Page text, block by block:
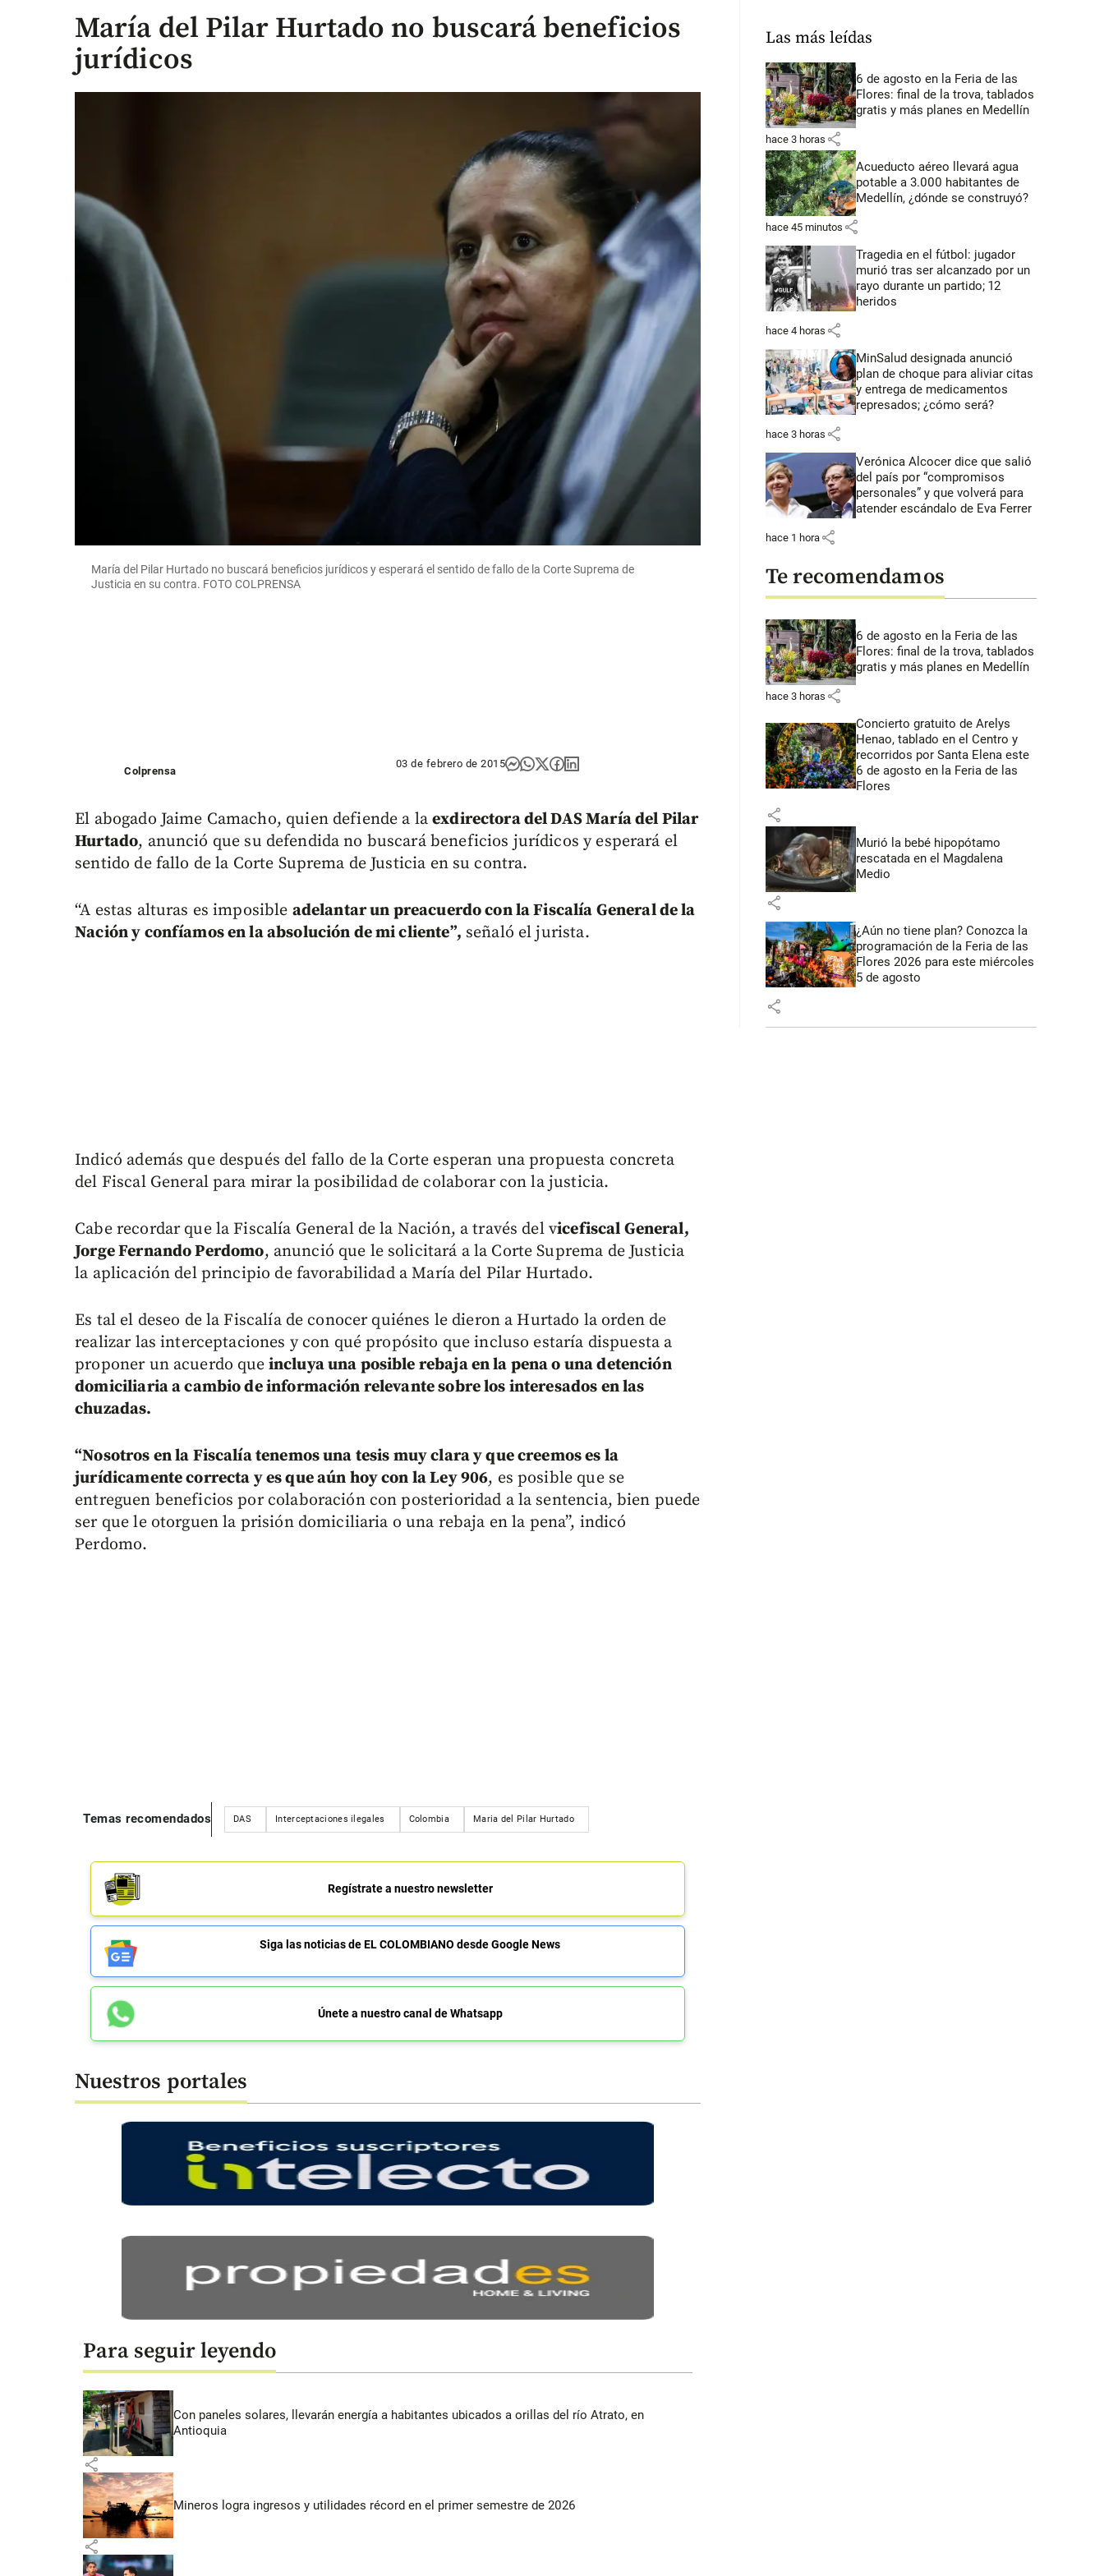
María del Pilar Hurtado no buscará beneficios
jurídicos
María del Pilar Hurtado no buscará beneficios jurídicos y esperará el sentido de fallo de la Corte Suprema de
Justicia en su contra. FOTO COLPRENSA
Colprensa
03 de febrero de 2015
El abogado Jaime Camacho, quien defiende a laexdirectora del DAS María del Pilar
Hurtado, anunció que su defendida no buscará beneficios jurídicos y esperará el
sentido de fallo de la Corte Suprema de Justicia en su contra.
“A estas alturas es imposible adelantar un preacuerdo con la Fiscalía General de la
Nación y confíamos en la absolución de mi cliente”, señaló el jurista.
Indicó además que después del fallo de la Corte esperan una propuesta concreta
del Fiscal General para mirar la posibilidad de colaborar con la justicia.
Cabe recordar que la Fiscalía General de la Nación, a través del vicefiscal General,
Jorge Fernando Perdomo, anunció que le solicitará a la Corte Suprema de Justicia
la aplicación del principio de favorabilidad a María del Pilar Hurtado.
Es tal el deseo de la Fiscalía de conocer quiénes le dieron a Hurtado la orden de
realizar las interceptaciones y con qué propósito que incluso estaría dispuesta a
proponer un acuerdo que incluya una posible rebaja en la pena o una detención
domiciliaria a cambio de información relevante sobre los interesados en las
chuzadas.
“Nosotros en la Fiscalía tenemos una tesis muy clara y que creemos es la
jurídicamente correcta y es que aún hoy con la Ley 906, es posible que se
entreguen beneficios por colaboración con posterioridad a la sentencia, bien puede
ser que le otorguen la prisión domiciliaria o una rebaja en la pena”, indicó
Perdomo.
Temas recomendados DAS Interceptaciones ilegales Colombia Maria del Pilar Hurtado
Regístrate a nuestro newsletter
Siga las noticias de EL COLOMBIANO desde Google News
Únete a nuestro canal de Whatsapp
Nuestros portales
Para seguir leyendo
Con paneles solares, llevarán energía a habitantes ubicados a orillas del río Atrato, en
Antioquia
share
Mineros logra ingresos y utilidades récord en el primer semestre de 2026
share
Las más leídas
6 de agosto en la Feria de las
Flores: final de la trova, tablados
gratis y más planes en Medellín
hace 3 horas share
Acueducto aéreo llevará agua
potable a 3.000 habitantes de
Medellín, ¿dónde se construyó?
hace 45 minutos share
Tragedia en el fútbol: jugador
murió tras ser alcanzado por un
rayo durante un partido; 12
heridos
hace 4 horas share
MinSalud designada anunció
plan de choque para aliviar citas
y entrega de medicamentos
represados; ¿cómo será?
hace 3 horas share
Verónica Alcocer dice que salió
del país por “compromisos
personales” y que volverá para
atender escándalo de Eva Ferrer
hace 1 hora share
Te recomendamos
6 de agosto en la Feria de las
Flores: final de la trova, tablados
gratis y más planes en Medellín
hace 3 horas share
Concierto gratuito de Arelys
Henao, tablado en el Centro y
recorridos por Santa Elena este
6 de agosto en la Feria de las
Flores
share
Murió la bebé hipopótamo
rescatada en el Magdalena
Medio
share
¿Aún no tiene plan? Conozca la
programación de la Feria de las
Flores 2026 para este miércoles
5 de agosto
share